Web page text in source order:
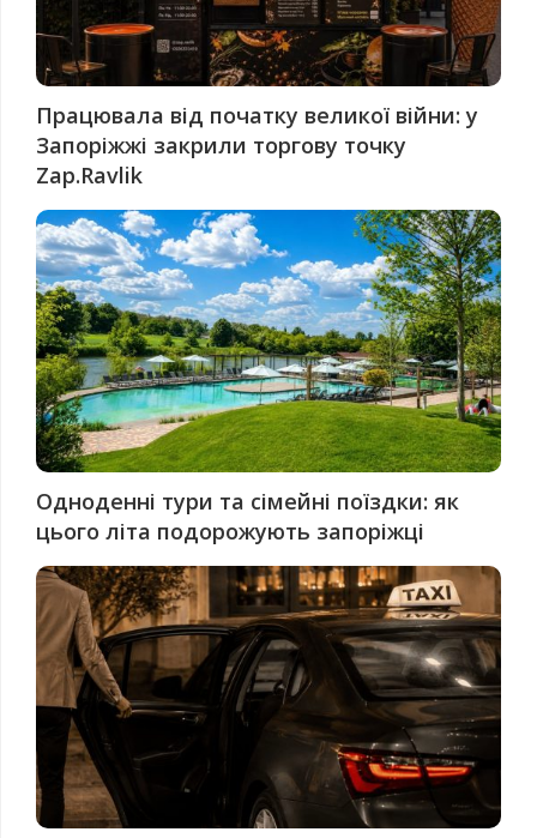
Працювала від початку великої війни: у
Запоріжжі закрили торгову точку
Zap.Ravlik
Одноденні тури та сімейні поїздки: як
цього літа подорожують запоріжці